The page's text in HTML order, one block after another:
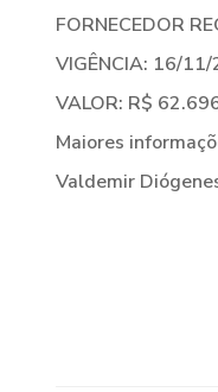
FORNECEDOR
VIGÊNCIA: 16/
VALOR: R$
Maiores
Valdemir